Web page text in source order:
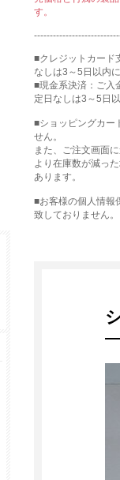
す。
■クレジットカード
なしは3～5日以内
■現金系決済：ご入
定日なしは3～5日
■ショッピングカー
せん。
また、ご注文画面
より在庫数が減っ
あります。
■お客様の個人情報
致しておりません。